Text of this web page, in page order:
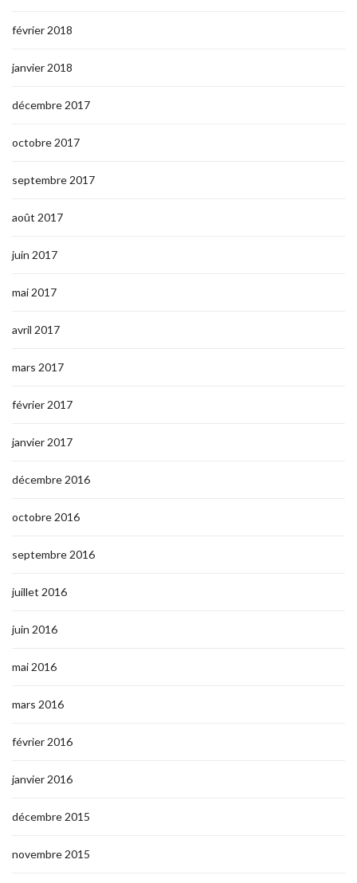
février 2018
janvier 2018
décembre 2017
octobre 2017
septembre 2017
août 2017
juin 2017
mai 2017
avril 2017
mars 2017
février 2017
janvier 2017
décembre 2016
octobre 2016
septembre 2016
juillet 2016
juin 2016
mai 2016
mars 2016
février 2016
janvier 2016
décembre 2015
novembre 2015